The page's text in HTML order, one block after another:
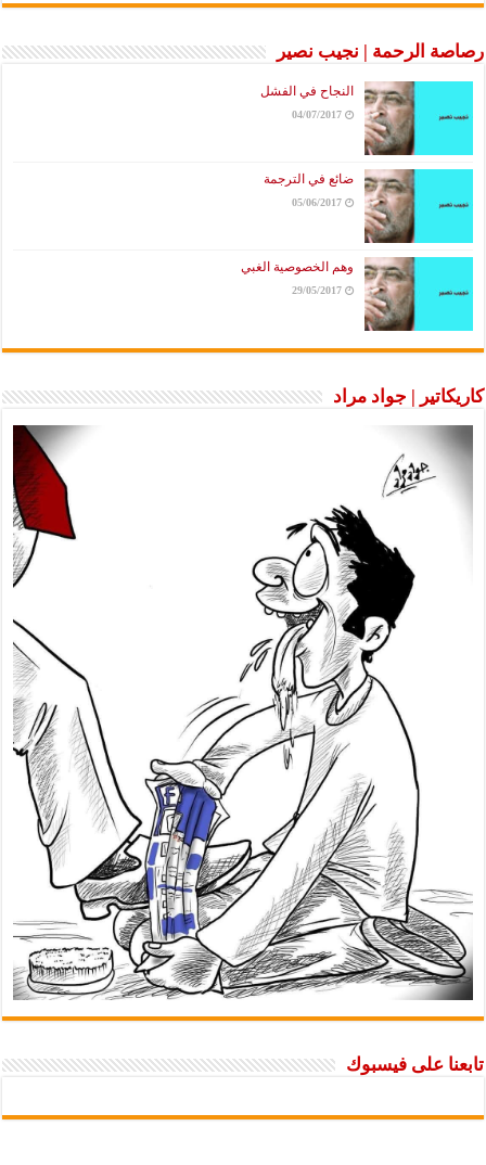
رصاصة الرحمة | نجيب نصير
النجاح في الفشل
04/07/2017
ضائع في الترجمة
05/06/2017
وهم الخصوصية الغبي
29/05/2017
كاريكاتير | جواد مراد
تابعنا على فيسبوك